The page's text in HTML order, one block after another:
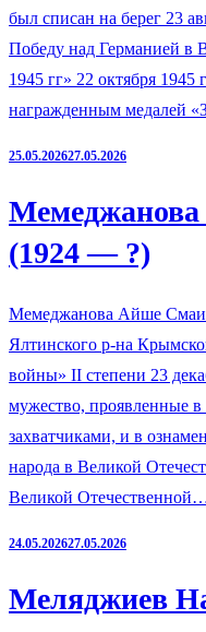
был списан на берег 23
Победу над Германией в
1945 гг» 22 октября 1945
награжденным медалей
25.05.202627.05.2026
(1924 — ?)
Мемеджанова Айше
Ялтинского р-на
войны» II степени 23
мужество, проявленные
захватчиками, и в
народа в Великой
Великой
24.05.202627.05.2026
Меляджиев